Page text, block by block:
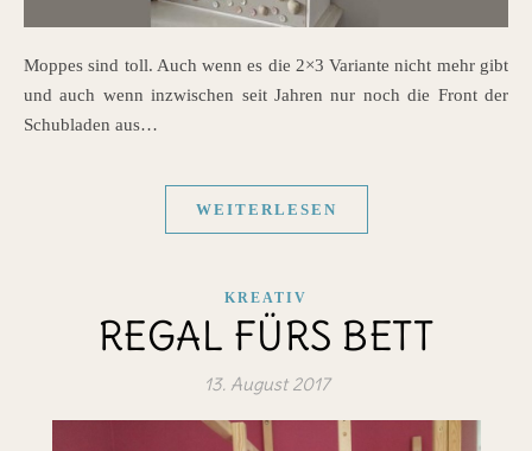
Moppes sind toll. Auch wenn es die 2×3 Variante nicht mehr gibt
und auch wenn inzwischen seit Jahren nur noch die Front der
Schubladen aus…
WEITERLESEN
KREATIV
REGAL FÜRS BETT
13. August 2017